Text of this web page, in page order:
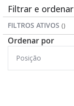
pagina
Filtrar e ordenar
FILTROS ATIVOS
Ordenar por